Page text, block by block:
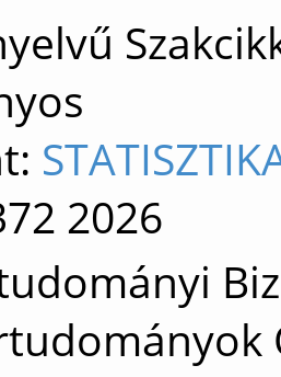
2026